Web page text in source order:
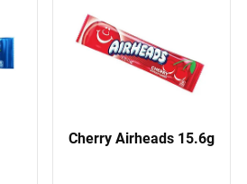
Cherry Airheads 15.6g